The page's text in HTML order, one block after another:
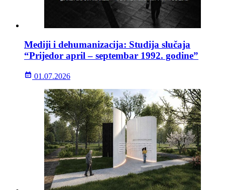
Mediji i dehumanizacija: Studija slučaja
“Prijedor april – septembar 1992. godine”
01.07.2026